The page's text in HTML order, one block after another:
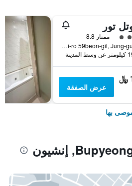
تور
فئة 3ممتاز 8.8
8, Huinbawi-ro 59beon-gil, Jung-gu, إنشيون, كوريا الجنوبية
عرض الصفقة
بها